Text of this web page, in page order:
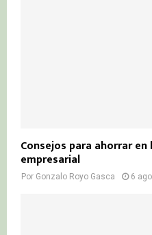
Consejos para ahorrar
empresarial
Por Gonzalo Royo Gasca 6